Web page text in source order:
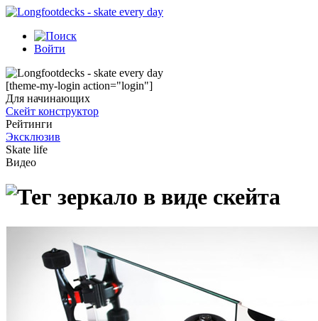
Войти
[theme-my-login action="login"]
Для начинающих
Скейт конструктор
Рейтинги
Эксклюзив
Skate life
Видео
зеркало в виде скейта